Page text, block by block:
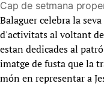
Cap de setmana
Balaguer celebra la
d'activitats al voltant
estan dedicades al
imatge de fusta que la
món en representar a